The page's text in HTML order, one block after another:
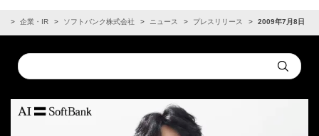
企業・IR ソフトバンク株式会社 ニュース プレスリリース 2009年7月8日
Conduct
a
Submit